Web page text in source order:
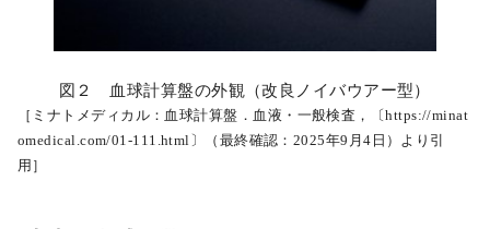
図２ 血球計算盤の外観（改良ノイバウアー型）
［ミナトメディカル：血球計算盤．血液・一般検査，〔https://minat
omedical.com/01-111.html〕（最終確認：2025年9月4日）より引
用］